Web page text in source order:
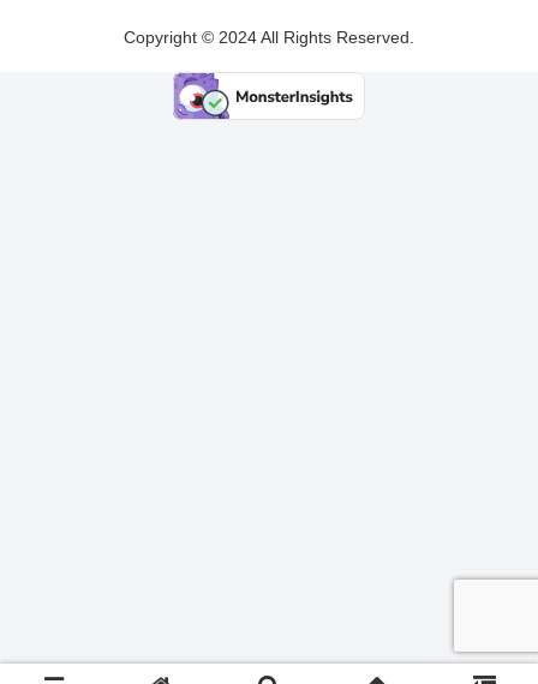
Copyright © 2024 All Rights Reserved.